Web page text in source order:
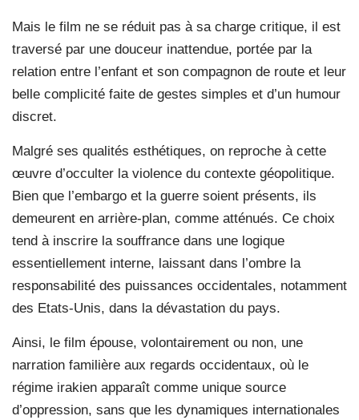
Mais le film ne se réduit pas à sa charge critique, il est
traversé par une douceur inattendue, portée par la
relation entre l’enfant et son compagnon de route et leur
belle complicité faite de gestes simples et d’un humour
discret.
Malgré ses qualités esthétiques, on reproche à cette
œuvre d’occulter la violence du contexte géopolitique.
Bien que l’embargo et la guerre soient présents, ils
demeurent en arrière-plan, comme atténués. Ce choix
tend à inscrire la souffrance dans une logique
essentiellement interne, laissant dans l’ombre la
responsabilité des puissances occidentales, notamment
des Etats-Unis, dans la dévastation du pays.
Ainsi, le film épouse, volontairement ou non, une
narration familière aux regards occidentaux, où le
régime irakien apparaît comme unique source
d’oppression, sans que les dynamiques internationales